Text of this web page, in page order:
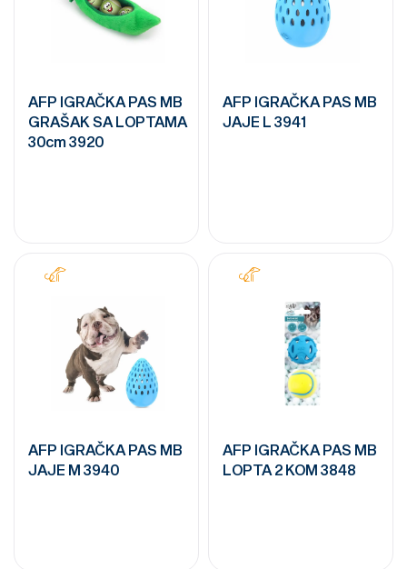
AFP IGRAČKA PAS MB
GRAŠAK SA LOPTAMA
30cm 3920
AFP IGRAČKA PAS MB
JAJE L 3941
AFP IGRAČKA PAS MB
JAJE M 3940
AFP IGRAČKA PAS MB
LOPTA 2 KOM 3848